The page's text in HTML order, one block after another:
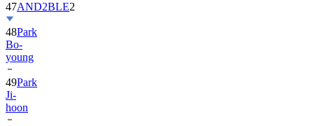
47AND2BLE2
48Park
Bo-
young
49Park
Ji-
hoon